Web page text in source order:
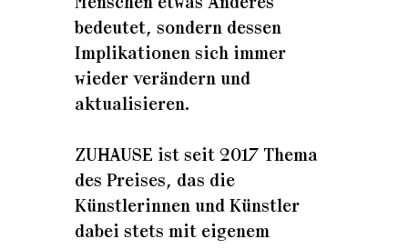
Menschen etwas Anderes
bedeutet, sondern dessen
Implikationen sich immer
wieder verändern und
aktualisieren.
ZUHAUSE ist seit 2017 Thema
des Preises, das die
Künstlerinnen und Künstler
dabei stets mit eigenem